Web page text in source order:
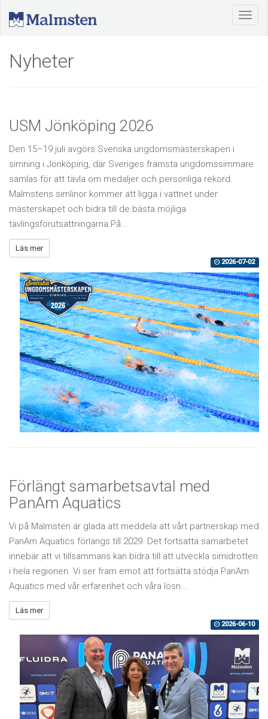
Nyheter
USM Jönköping 2026
Den 15–19 juli avgörs Svenska ungdomsmästerskapen i
simning i Jönköping, där Sveriges främsta ungdomssimmare
samlas för att tävla om medaljer och personliga rekord.
Malmstens simlinor kommer att ligga i vattnet under
mästerskapet och bidra till de bästa möjliga
tävlingsförutsättningarna.På...
Läs mer
2026-07-02
Förlängt samarbetsavtal med
PanAm Aquatics
Vi på Malmsten är glada att meddela att vårt partnerskap med
PanAm Aquatics förlängs till 2029. Det fortsatta samarbetet
innebär att vi tillsammans kan bidra till att utveckla simidrotten
i hela regionen. Vi ser fram emot att fortsätta stödja PanAm
Aquatics med vår erfarenhet och våra lösn...
Läs mer
2026-06-10